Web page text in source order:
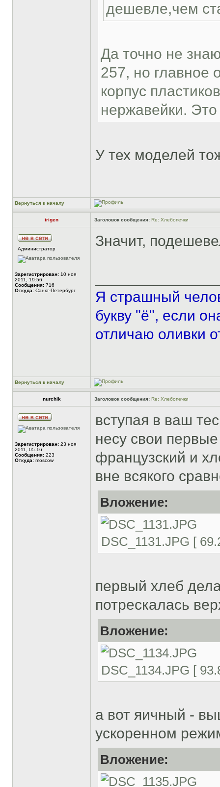
дешевле,чем
Да точно не
257, но главное
корпус
нержавейки. Это
У тех моделей
Вернуться к началу
irigen Заголовок сообщения: Re: Хлебопечки
Администратор
Зарегистрирован: 10 ноя
2011, 19:56
Сообщения: 716
Откуда: Санкт-Петербург
Значит,
Я страшный
букву "ё", если
отличаю оливки
Вернуться к началу
nurchik Заголовок сообщения: Re: Хлебопечки
Зарегистрирован: 23 ноя
2011, 05:16
Сообщения: 223
Откуда: moscow
вступая в ваш
несу свои
французский и
вне всякого
Вложение:
DSC_1131.JPG [
первый хлеб
потрескалась
Вложение:
DSC_1134.JPG [
а вот яичный -
ускоренном
Вложение: